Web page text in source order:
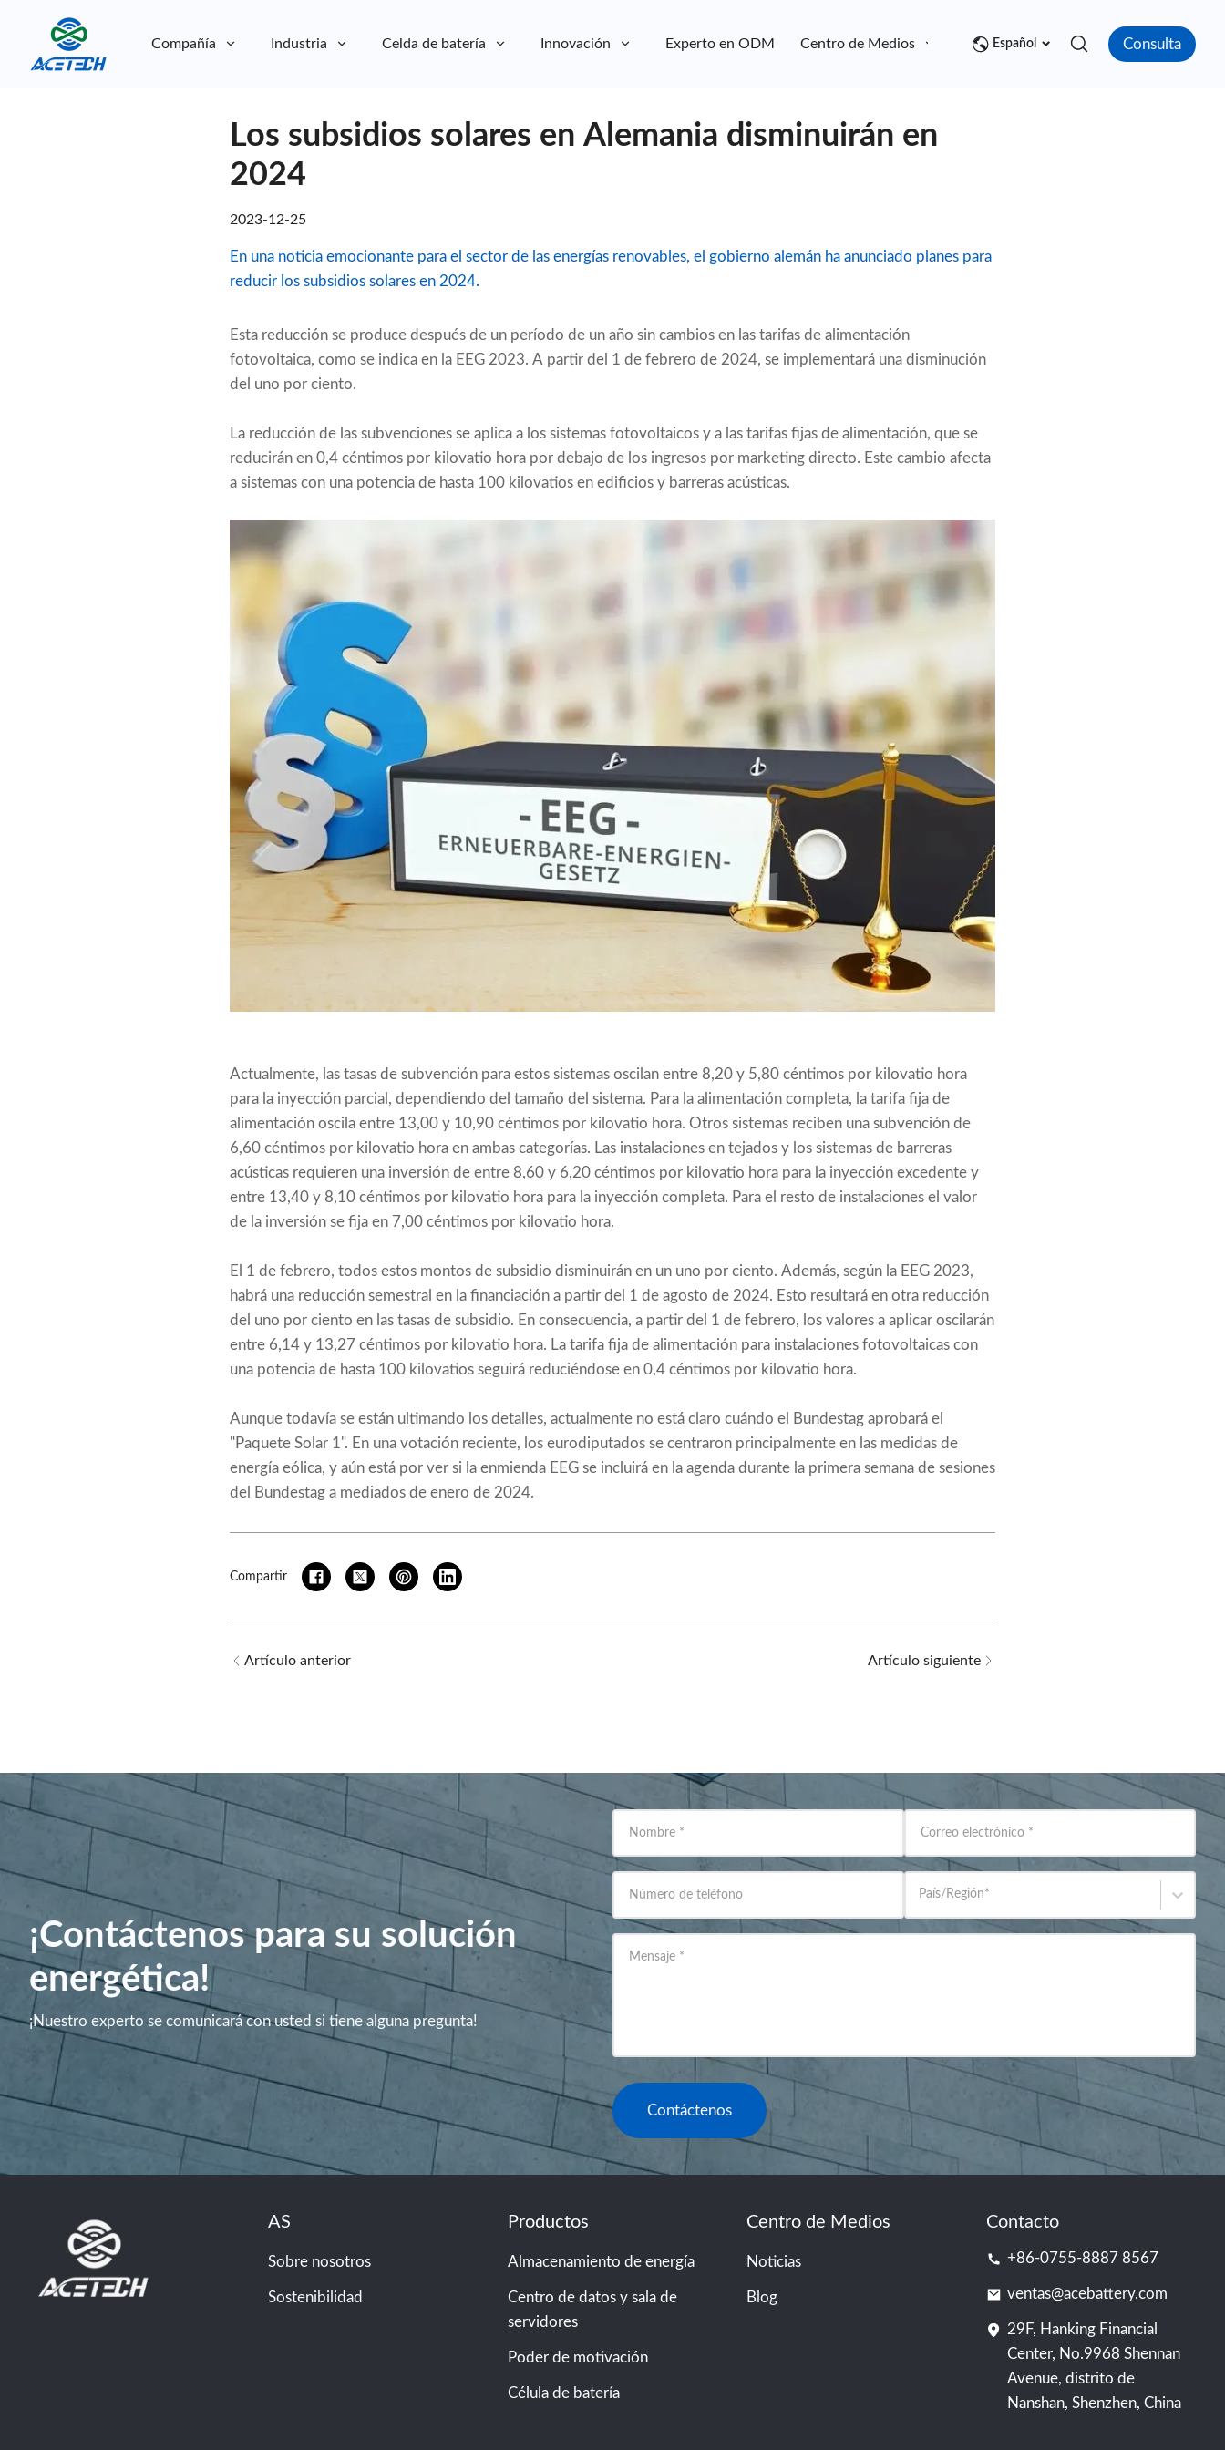
Compañía Industria Celda de batería Innovación Experto en ODM Centro de Medios Contacto
Español Consulta
Los subsidios solares en Alemania disminuirán en
2024
2023-12-25
En una noticia emocionante para el sector de las energías renovables, el gobierno alemán ha anunciado planes para
reducir los subsidios solares en 2024.
Esta reducción se produce después de un período de un año sin cambios en las tarifas de alimentación
fotovoltaica, como se indica en la EEG 2023. A partir del 1 de febrero de 2024, se implementará una disminución
del uno por ciento.
La reducción de las subvenciones se aplica a los sistemas fotovoltaicos y a las tarifas fijas de alimentación, que se
reducirán en 0,4 céntimos por kilovatio hora por debajo de los ingresos por marketing directo. Este cambio afecta
a sistemas con una potencia de hasta 100 kilovatios en edificios y barreras acústicas.
Actualmente, las tasas de subvención para estos sistemas oscilan entre 8,20 y 5,80 céntimos por kilovatio hora
para la inyección parcial, dependiendo del tamaño del sistema. Para la alimentación completa, la tarifa fija de
alimentación oscila entre 13,00 y 10,90 céntimos por kilovatio hora. Otros sistemas reciben una subvención de
6,60 céntimos por kilovatio hora en ambas categorías. Las instalaciones en tejados y los sistemas de barreras
acústicas requieren una inversión de entre 8,60 y 6,20 céntimos por kilovatio hora para la inyección excedente y
entre 13,40 y 8,10 céntimos por kilovatio hora para la inyección completa. Para el resto de instalaciones el valor
de la inversión se fija en 7,00 céntimos por kilovatio hora.
El 1 de febrero, todos estos montos de subsidio disminuirán en un uno por ciento. Además, según la EEG 2023,
habrá una reducción semestral en la financiación a partir del 1 de agosto de 2024. Esto resultará en otra reducción
del uno por ciento en las tasas de subsidio. En consecuencia, a partir del 1 de febrero, los valores a aplicar oscilarán
entre 6,14 y 13,27 céntimos por kilovatio hora. La tarifa fija de alimentación para instalaciones fotovoltaicas con
una potencia de hasta 100 kilovatios seguirá reduciéndose en 0,4 céntimos por kilovatio hora.
Aunque todavía se están ultimando los detalles, actualmente no está claro cuándo el Bundestag aprobará el
"Paquete Solar 1". En una votación reciente, los eurodiputados se centraron principalmente en las medidas de
energía eólica, y aún está por ver si la enmienda EEG se incluirá en la agenda durante la primera semana de sesiones
del Bundestag a mediados de enero de 2024.
Compartir
Artículo anterior Artículo siguiente
¡Contáctenos para su solución
energética!
¡Nuestro experto se comunicará con usted si tiene alguna pregunta!
Nombre * Correo electrónico *
Número de teléfono País/Región*
Mensaje *
Contáctenos
AS
Sobre nosotros
Sostenibilidad
Productos
Almacenamiento de energía
Centro de datos y sala de
servidores
Poder de motivación
Célula de batería
Centro de Medios
Noticias
Blog
Contacto
+86-0755-8887 8567
ventas@acebattery.com
29F, Hanking Financial
Center, No.9968 Shennan
Avenue, distrito de
Nanshan, Shenzhen, China